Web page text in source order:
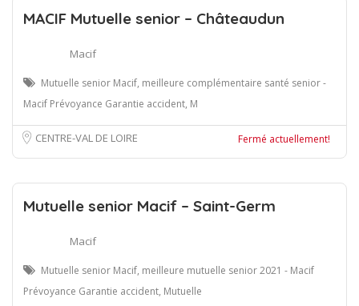
MACIF Mutuelle senior – Châteaudun
Macif
Mutuelle senior Macif, meilleure complémentaire santé senior -
Macif Prévoyance Garantie accident, M
CENTRE-VAL DE LOIRE Fermé actuellement!
Mutuelle senior Macif – Saint-Germ
Macif
Mutuelle senior Macif, meilleure mutuelle senior 2021 - Macif
Prévoyance Garantie accident, Mutuelle